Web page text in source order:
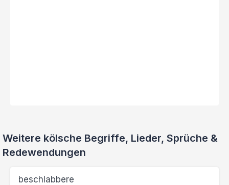
Weitere kölsche Begriffe, Lieder, Sprüche &
Redewendungen
beschlabbere